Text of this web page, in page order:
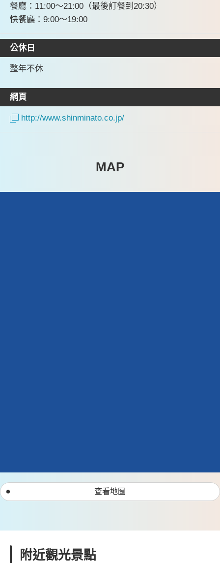
餐廳：11:00～21:00（最後訂餐到20:30）
快餐廳：9:00～19:00
公休日
整年不休
網頁
http://www.shinminato.co.jp/
MAP
查看地圖
附近觀光景點